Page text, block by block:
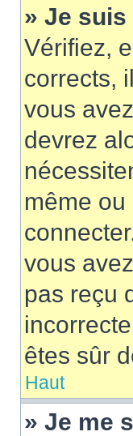
» Je
Vérifiez,
corrects,
vous
devrez
même ou
vous
pas reçu
êtes sûr
Haut
» Je me